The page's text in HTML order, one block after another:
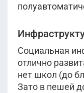
Социальная
отлично
нет школ (до
Зато в пешей